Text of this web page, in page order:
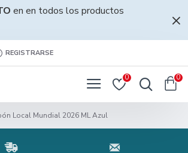
en en todos los productos
REGISTRARSE
0 0
Local Mundial 2026 ML Azul